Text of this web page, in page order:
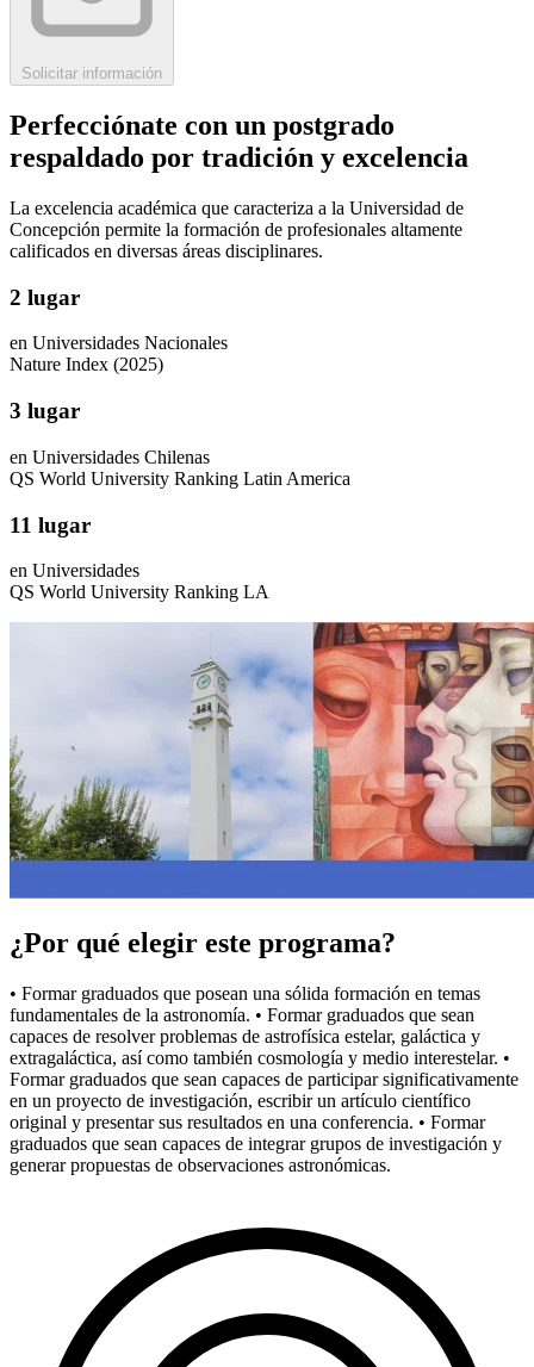
Solicitar información
Perfecciónate con un postgrado
respaldado por tradición y excelencia
La excelencia académica que caracteriza a la Universidad de
Concepción permite la formación de profesionales altamente
calificados en diversas áreas disciplinares.
2 lugar
en Universidades Nacionales
Nature Index (2025)
3 lugar
en Universidades Chilenas
QS World University Ranking Latin America
11 lugar
en Universidades
QS World University Ranking LA
¿Por qué elegir este programa?
• Formar graduados que posean una sólida formación en temas
fundamentales de la astronomía. • Formar graduados que sean
capaces de resolver problemas de astrofísica estelar, galáctica y
extragaláctica, así como también cosmología y medio interestelar. •
Formar graduados que sean capaces de participar significativamente
en un proyecto de investigación, escribir un artículo científico
original y presentar sus resultados en una conferencia. • Formar
graduados que sean capaces de integrar grupos de investigación y
generar propuestas de observaciones astronómicas.